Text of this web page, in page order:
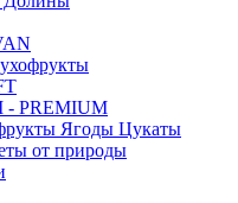
PREMIUM
Ягоды Цукаты
от природы